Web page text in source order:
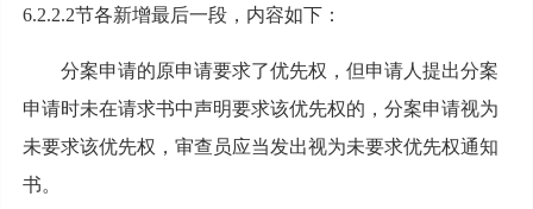
6.2.2.2节各新增最后一段，内容如下：
分案申请的原申请要求了优先权，但申请人提出分案
申请时未在请求书中声明要求该优先权的，分案申请视为
未要求该优先权，审查员应当发出视为未要求优先权通知
书。